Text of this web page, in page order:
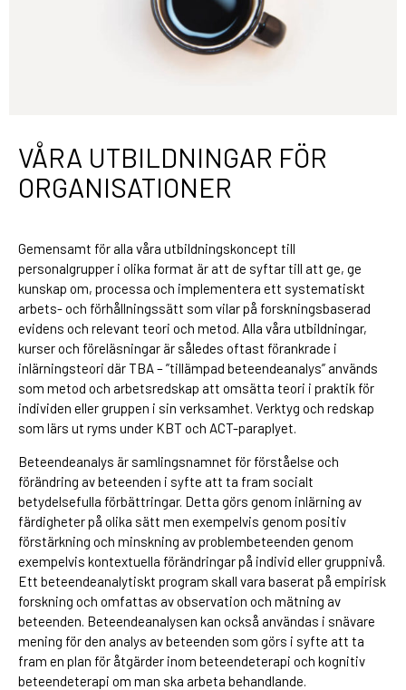
VÅRA UTBILDNINGAR FÖR
ORGANISATIONER
Gemensamt för alla våra utbildningskoncept till
personalgrupper i olika format är att de syftar till att ge, ge
kunskap om, processa och implementera ett systematiskt
arbets- och förhållningssätt som vilar på forskningsbaserad
evidens och relevant teori och metod. Alla våra utbildningar,
kurser och föreläsningar är således oftast förankrade i
inlärningsteori där TBA – ”tillämpad beteendeanalys” används
som metod och arbetsredskap att omsätta teori i praktik för
individen eller gruppen i sin verksamhet. Verktyg och redskap
som lärs ut ryms under KBT och ACT-paraplyet.
Beteendeanalys är samlingsnamnet för förståelse och
förändring av beteenden i syfte att ta fram socialt
betydelsefulla förbättringar. Detta görs genom inlärning av
färdigheter på olika sätt men exempelvis genom positiv
förstärkning och minskning av problembeteenden genom
exempelvis kontextuella förändringar på individ eller gruppnivå.
Ett beteendeanalytiskt program skall vara baserat på empirisk
forskning och omfattas av observation och mätning av
beteenden. Beteendeanalysen kan också användas i snävare
mening för den analys av beteenden som görs i syfte att ta
fram en plan för åtgärder inom beteendeterapi och kognitiv
beteendeterapi om man ska arbeta behandlande.